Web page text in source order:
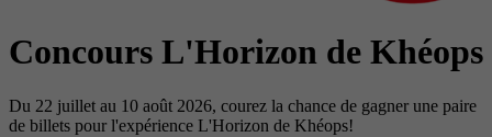
Concours L'Horizon de Khéops
Du 22 juillet au 10 août 2026, courez la chance de gagner une paire
de billets pour l'expérience L'Horizon de Khéops!